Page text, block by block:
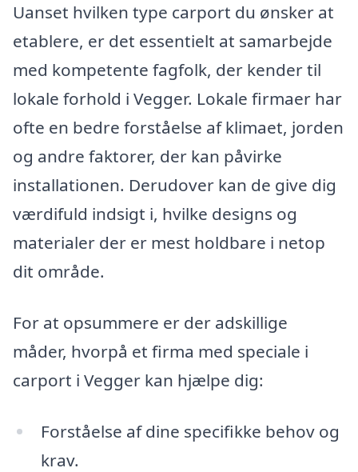
Uanset hvilken type carport du ønsker at
etablere, er det essentielt at samarbejde
med kompetente fagfolk, der kender til
lokale forhold i Vegger. Lokale firmaer har
ofte en bedre forståelse af klimaet, jorden
og andre faktorer, der kan påvirke
installationen. Derudover kan de give dig
værdifuld indsigt i, hvilke designs og
materialer der er mest holdbare i netop
dit område.
For at opsummere er der adskillige
måder, hvorpå et firma med speciale i
carport i Vegger kan hjælpe dig:
Forståelse af dine specifikke behov og
krav.